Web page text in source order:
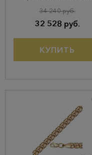
32 528 руб.
34 240 руб.
КУПИТЬ